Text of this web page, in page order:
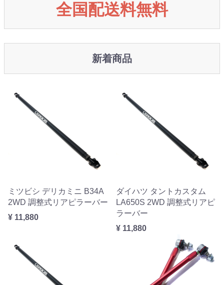
全国配送料無料
新着商品
ミツビシ デリカミニ B34A
2WD 調整式リアピラーバー
¥ 11,880
ダイハツ タントカスタム
LA650S 2WD 調整式リアピ
ラーバー
¥ 11,880